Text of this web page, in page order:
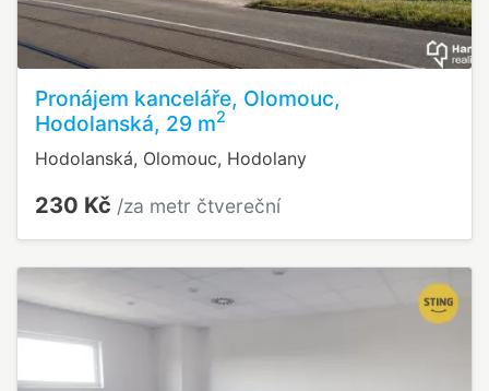
Pronájem kanceláře, Olomouc,
Hodolanská, 29 m2
Hodolanská, Olomouc, Hodolany
230 Kč /za metr čtvereční